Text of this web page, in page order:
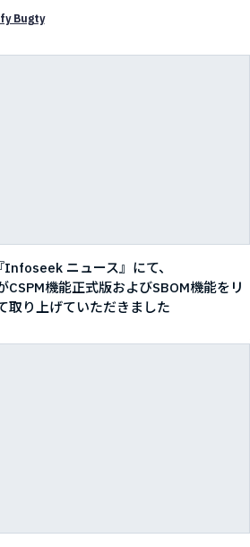
Bugty
ニュース』にて、
CSPM機能正式版およびSBOM機能をリ
取り上げていただきました